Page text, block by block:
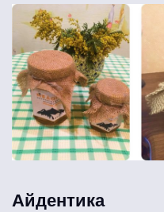
Айдентика